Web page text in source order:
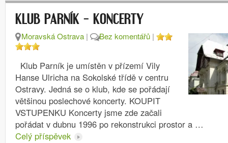
KLUB PARNÍK – KONCERTY
Moravská Ostrava | Bez komentářů |
Klub Parník je umístěn v přízemí Vily
Hanse Ulricha na Sokolské třídě v centru
Ostravy. Jedná se o klub, kde se pořádají
většinou poslechové koncerty. KOUPIT
VSTUPENKU Koncerty jsme zde začali
pořádat v dubnu 1996 po rekonstrukci prostor a …
Celý příspěvek